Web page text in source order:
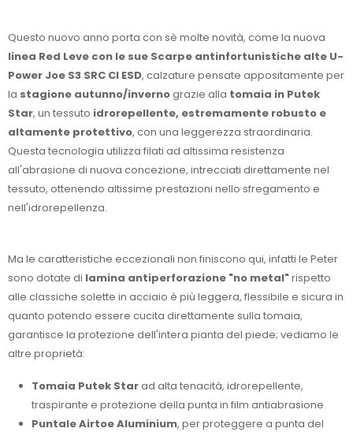
Questo nuovo anno porta con sè molte novità, come la nuova
linea Red Leve con le sue Scarpe antinfortunistiche alte U-
Power Joe S3 SRC CI ESD, calzature pensate appositamente per
la stagione autunno/invernograzie alla tomaia in Putek
Star, un tessuto idrorepellente, estremamente robusto e
altamente protettivo, con una leggerezza straordinaria.
Questa tecnologia utilizza filati ad altissima resistenza
all'abrasione di nuova concezione, intrecciati direttamente nel
tessuto, ottenendo altissime prestazioni nello sfregamento e
nell'idrorepellenza.
Ma le caratteristiche eccezionali non finiscono qui, infatti le Peter
sono dotate di lamina antiperforazione "no metal"rispetto
alle classiche solette in acciaio è più leggera, flessibile e sicura in
quanto potendo essere cucita direttamente sulla tomaia,
garantisce la protezione dell'intera pianta del piede; vediamo le
altre proprietà:
Tomaia Putek Starad alta tenacità, idrorepellente,
traspirante e protezione della punta in film antiabrasione
Puntale Airtoe Aluminium, per proteggere a punta del